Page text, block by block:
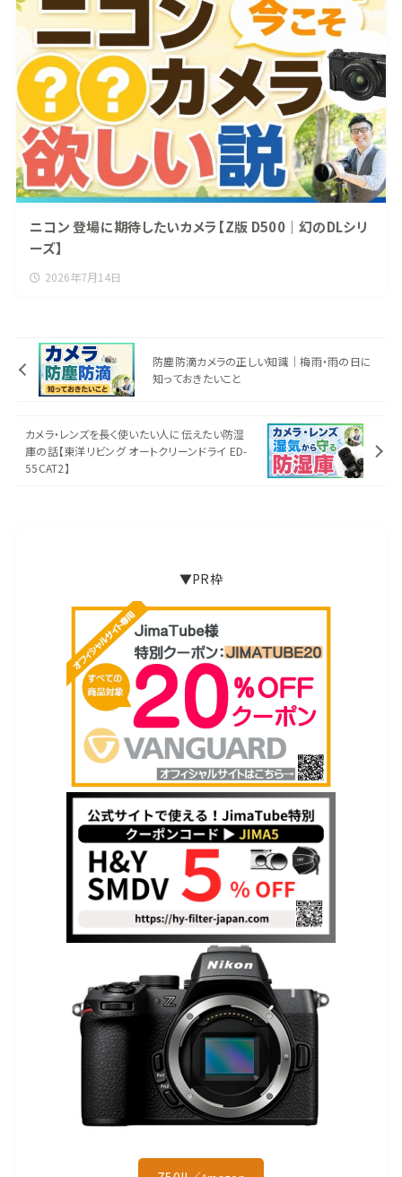
ニコン 登場に期待したいカメラ【Z版 D500｜幻のDLシリ
ーズ】
2026年7月14日
防塵防滴カメラの正しい知識｜梅雨・雨の日に
知っておきたいこと
カメラ・レンズを長く使いたい人に伝えたい防湿
庫の話【東洋リビング オートクリーンドライ ED-
55CAT2】
▼PR枠